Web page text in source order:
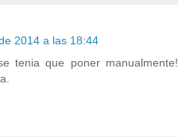
2014 a las 18:44
tenia que poner manualmente!